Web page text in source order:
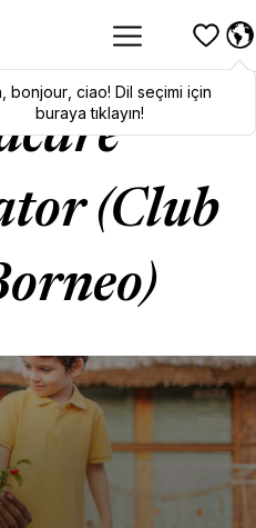
,bonjour,ciao! To switch
languages, click here!
bonjour, ciao! Dil seçimi için
buraya tıklayın!
(Club